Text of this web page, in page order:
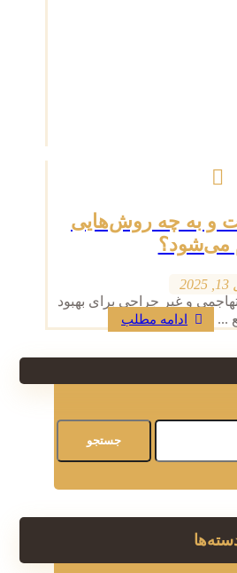
و به چه روش‌هایی
می‌شود؟
و غیر جراحی برای بهبود
...
ادامه مطلب